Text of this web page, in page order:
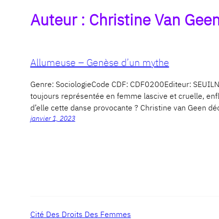
Auteur : Christine Van
Allumeuse – Genèse d’un mythe
Genre: SociologieCode CDF: CDF0200Editeur:
toujours représentée en femme lascive et cruelle,
d’elle cette danse provocante ? Christine van Geen
janvier 1, 2023
Cité Des Droits Des Femmes